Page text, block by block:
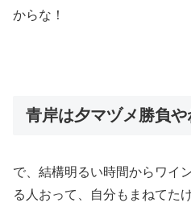
からな！
青岸は夕マヅメ勝負や
で、結構明るい時間からワイ
る人おって、自分もまねてた